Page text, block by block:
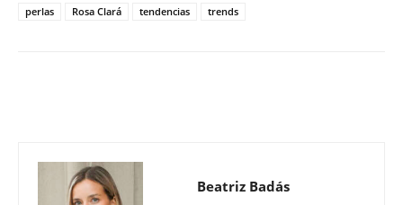
perlas
Rosa Clará tendencias trends
Beatriz Badás